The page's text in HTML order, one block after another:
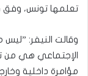
تعلمها تونس، وفق
وقالت النيفر:
الإجتماعي هي من
مؤامرة داخلية